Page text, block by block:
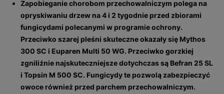
Zapobieganie chorobom przechowalniczym polega na
opryskiwaniu drzew na 4 i 2 tygodnie przed zbiorami
fungicydami polecanymi w programie ochrony.
Przeciwko szarej pleśni skuteczne okazały się Mythos
300 SC i Euparen Multi 50 WG. Przeciwko gorzkiej
zgniliźnie najskuteczniejsze dotychczas są Befran 25 SL
i Topsin M 500 SC. Fungicydy te pozwolą zabezpieczyć
owoce również przed parchem przechowalniczym.